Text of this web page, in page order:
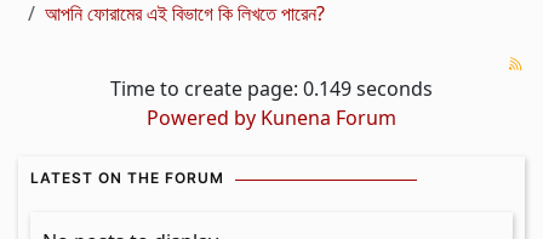
আপনি ফোরামের এই বিভাগে কি লিখতে পারেন?
Time to create page: 0.149 seconds
Powered by Kunena Forum
LATEST ON THE FORUM